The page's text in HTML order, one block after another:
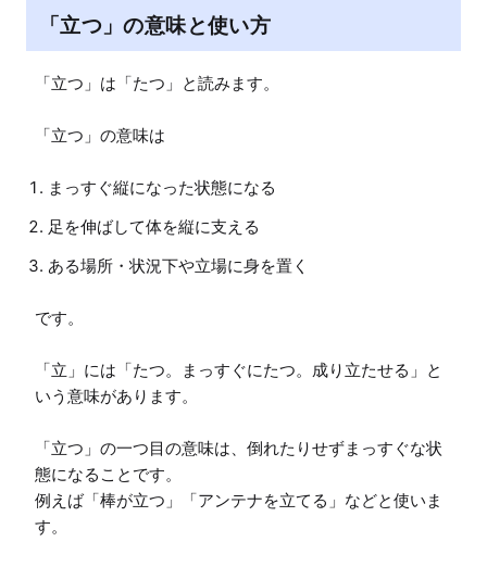
「立つ」の意味と使い方
「立つ」は「たつ」と読みます。
「立つ」の意味は
まっすぐ縦になった状態になる
足を伸ばして体を縦に支える
ある場所・状況下や立場に身を置く
です。
「立」には「たつ。まっすぐにたつ。成り立たせる」と
いう意味があります。
「立つ」の一つ目の意味は、倒れたりせずまっすぐな状
態になることです。
例えば「棒が立つ」「アンテナを立てる」などと使いま
す。